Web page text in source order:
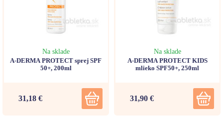
Na sklade
A-DERMA PROTECT sprej SPF
50+, 200ml
31,18 €
Na sklade
A-DERMA PROTECT KIDS
mlieko SPF50+, 250ml
31,90 €